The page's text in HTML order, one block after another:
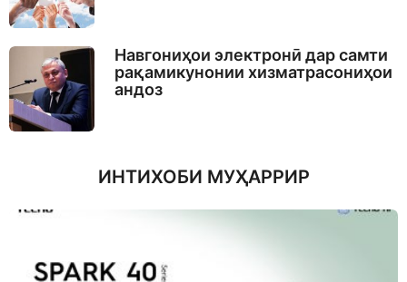
Навгониҳои электронӣ дар самти
рақамикунонии хизматрасониҳои
андоз
ИНТИХОБИ МУҲАРРИР